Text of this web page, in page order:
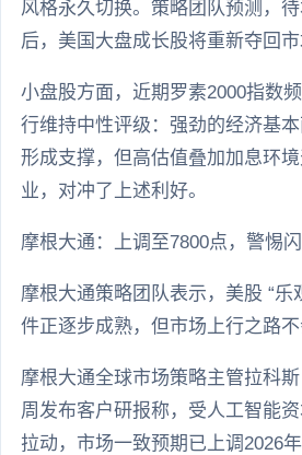
风格永久切换。策略团队预测，
后，美国大盘成长股将重新夺回市
小盘股方面，近期罗素2000指数
行维持中性评级：强劲的经济基
形成支撑，但高估值叠加加息环
业，对冲了上述利好。
摩根大通：上调至7800点，警惕
摩根大通策略团队表示，美股 “乐
件正逐步成熟，但市场上行之路不
摩根大通全球市场策略主管拉科
周发布客户研报称，受人工智能
拉动，市场一致预期已上调2026